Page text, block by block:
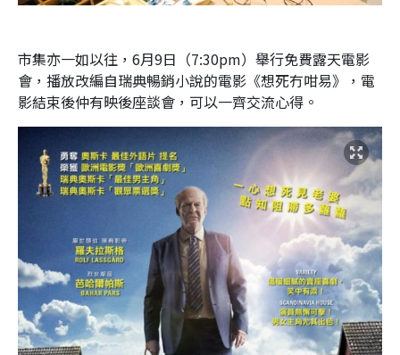
市集亦一如以往，6月9日（7:30pm）舉行免費露天電影
會，播放改編自瑞典暢銷小說的電影《想死冇咁易》，電
影結束後仲有映後座談會，可以一齊交流心得。